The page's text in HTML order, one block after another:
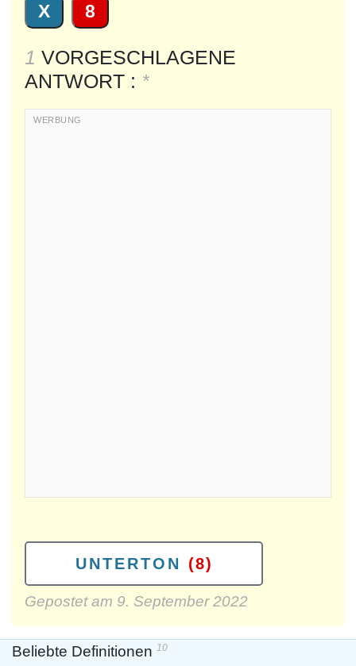
X 8
1 VORGESCHLAGENE
ANTWORT : *
UNTERTON (8)
Gepostet am 9. September 2022
Beliebte Definitionen 10